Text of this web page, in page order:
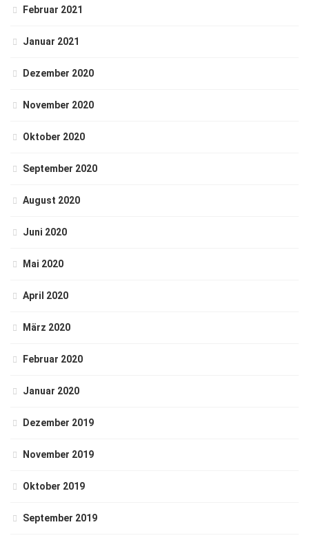
Februar 2021
Januar 2021
Dezember 2020
November 2020
Oktober 2020
September 2020
August 2020
Juni 2020
Mai 2020
April 2020
März 2020
Februar 2020
Januar 2020
Dezember 2019
November 2019
Oktober 2019
September 2019